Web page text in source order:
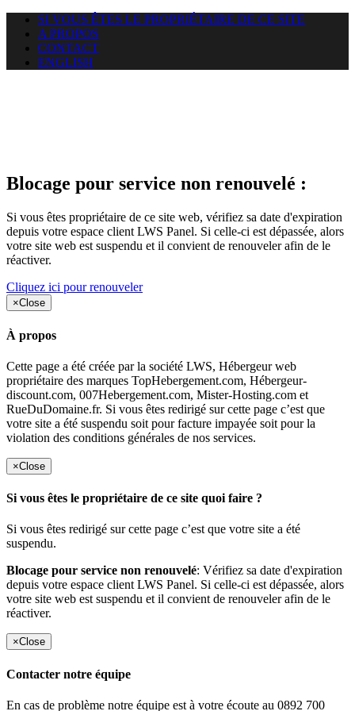
SI VOUS ÊTES LE PROPRIÉTAIRE DE CE SITE
A PROPOS
CONTACT
ENGLISH
Blocage pour service non renouvelé :
Si vous êtes propriétaire de ce site web, vérifiez sa date d'expiration
depuis votre espace client LWS Panel. Si celle-ci est dépassée, alors
votre site web est suspendu et il convient de renouveler afin de le
réactiver.
Cliquez ici pour renouveler
×Close
À propos
Cette page a été créée par la société LWS, Hébergeur web
propriétaire des marques TopHebergement.com, Hébergeur-
discount.com, 007Hebergement.com, Mister-Hosting.com et
RueDuDomaine.fr. Si vous êtes redirigé sur cette page c’est que
votre site a été suspendu soit pour facture impayée soit pour la
violation des conditions générales de nos services.
×Close
Si vous êtes le propriétaire de ce site quoi faire ?
Si vous êtes redirigé sur cette page c’est que votre site a été
suspendu.
Blocage pour service non renouvelé: Vérifiez sa date d'expiration
depuis votre espace client LWS Panel. Si celle-ci est dépassée, alors
votre site web est suspendu et il convient de renouveler afin de le
réactiver.
×Close
Contacter notre équipe
En cas de problème notre équipe est à votre écoute au 0892 700